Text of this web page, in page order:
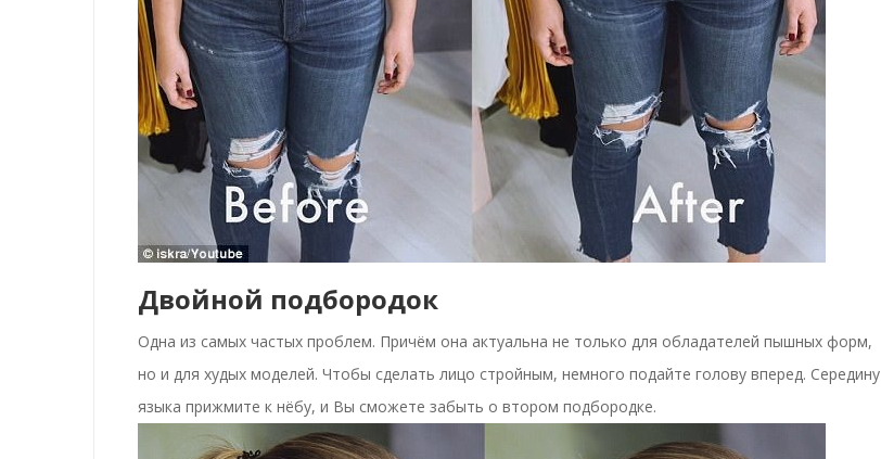
Двойной подбородок
Одна из самых частых проблем. Причём она актуальна не только для обладателей пышных форм,
но и для худых моделей. Чтобы сделать лицо стройным, немного подайте голову вперед. Середину
языка прижмите к нёбу, и Вы сможете забыть о втором подбородке.